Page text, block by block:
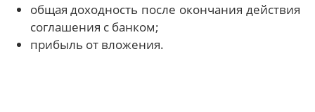
общая доходность после окончания действия
соглашения с банком;
прибыль от вложения.